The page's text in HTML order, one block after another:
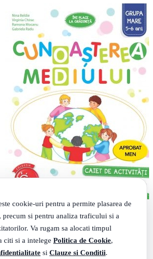
cookie-uri pentru a permite plasarea de
si pentru analiza traficului si a
Va rugam sa alocati timpul
citi si a intelege Politica de Cookie,
si Clauze si Conditii.
Cunoasterea mediului. Caiet de
mare 5-6 ani - Nina Beldie